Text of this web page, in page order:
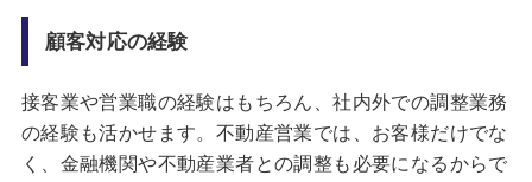
顧客対応の経験
接客業や営業職の経験はもちろん、社内外での調整業務
の経験も活かせます。不動産営業では、お客様だけでな
く、金融機関や不動産業者との調整も必要になるからで